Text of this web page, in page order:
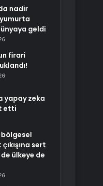
nadir
geldi
firari
yapay zeka
etti
bölgesel
sert
ülkeye de